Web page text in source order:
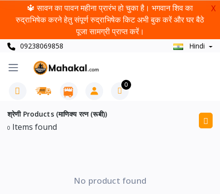
🔱 सावन का पावन महीना प्रारंभ हो चुका है। भगवान शिव का
रुद्राभिषेक करने हेतु संपूर्ण रुद्राभिषेक किट अभी बुक करें और घर बैठे
पूजा सामग्री प्राप्त करें।
X
09238069858 Hindi
0
श्रेणी Products (माणिक्य रत्न (रूबी))
0 Items found
No product found